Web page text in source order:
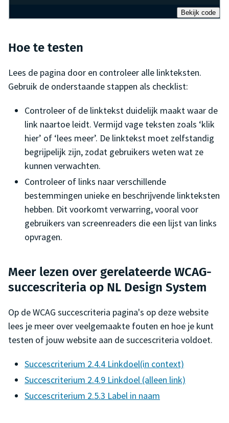
Bekijk code
Hoe te testen
Lees de pagina door en controleer alle linkteksten.
Gebruik de onderstaande stappen als checklist:
Controleer of de linktekst duidelijk maakt waar de
link naartoe leidt. Vermijd vage teksten zoals ‘klik
hier’ of ‘lees meer’. De linktekst moet zelfstandig
begrijpelijk zijn, zodat gebruikers weten wat ze
kunnen verwachten.
Controleer of links naar verschillende
bestemmingen unieke en beschrijvende linkteksten
hebben. Dit voorkomt verwarring, vooral voor
gebruikers van screenreaders die een lijst van links
opvragen.
Meer lezen over gerelateerde WCAG-
succescriteria op NL Design System
Op de WCAG succescriteria pagina's op deze website
lees je meer over veelgemaakte fouten en hoe je kunt
testen of jouw website aan de succescriteria voldoet.
Succescriterium 2.4.4 Linkdoel(in context)
Succescriterium 2.4.9 Linkdoel (alleen link)
Succescriterium 2.5.3 Label in naam